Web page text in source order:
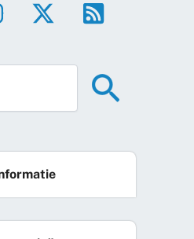
Home